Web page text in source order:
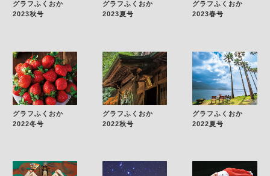
グラフふくおか
2023秋号
グラフふくおか
2023夏号
グラフふくおか
2023春号
グラフふくおか
2022冬号
グラフふくおか
2022秋号
グラフふくおか
2022夏号